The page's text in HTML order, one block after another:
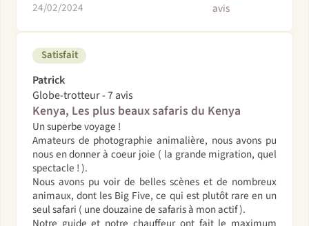
24/02/2024
avis
Satisfait
Patrick
Globe-trotteur - 7 avis
Kenya, Les plus beaux safaris du Kenya
Un superbe voyage !
Amateurs de photographie animalière, nous avons pu
nous en donner à coeur joie ( la grande migration, quel
spectacle ! ).
Nous avons pu voir de belles scènes et de nombreux
animaux, dont les Big Five, ce qui est plutôt rare en un
seul safari ( une douzaine de safaris à mon actif ).